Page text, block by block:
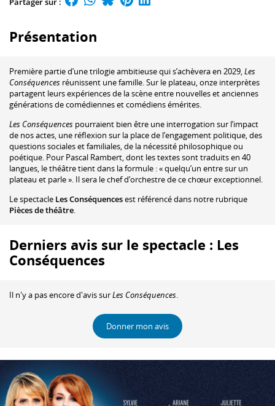
Présentation
Première partie d’une trilogie ambitieuse qui s’achèvera en 2029,Les
Conséquences réunissent une famille. Sur le plateau, onze interprètes
partagent leurs expériences de la scène entre nouvelles et anciennes
générations de comédiennes et comédiens émérites.
Les Conséquences pourraient bien être une interrogation sur l’impact
de nos actes, une réflexion sur la place de l’engagement politique, des
questions sociales et familiales, de la nécessité philosophique ou
poétique. Pour Pascal Rambert, dont les textes sont traduits en 40
langues, le théâtre tient dans la formule : « quelqu’un entre sur un
plateau et parle ». Il sera le chef d’orchestre de ce chœur exceptionnel.
Le spectacle Les Conséquencesest référencé dans notre rubrique
Pièces de théâtre.
Derniers avis sur le spectacle : Les
Conséquences
Il n'y a pas encore d'avis surLes Conséquences.
Donner mon avis